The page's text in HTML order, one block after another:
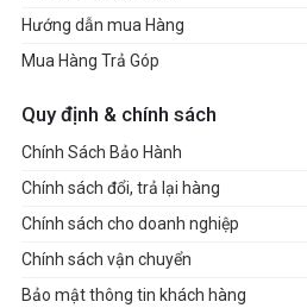
Hướng dẫn mua Hàng
Mua Hàng Trả Góp
Quy định & chính sách
Chính Sách Bảo Hành
Chính sách đổi, trả lại hàng
Chính sách cho doanh nghiệp
Chính sách vận chuyển
Bảo mật thông tin khách hàng